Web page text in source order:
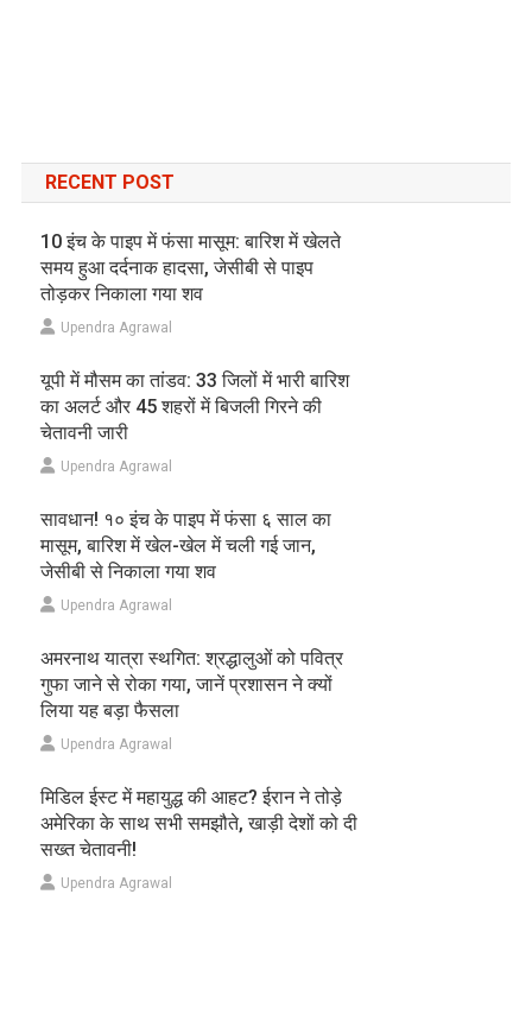
RECENT POST
10 इंच के पाइप में फंसा मासूम: बारिश में खेलते
समय हुआ दर्दनाक हादसा, जेसीबी से पाइप
तोड़कर निकाला गया शव
Upendra Agrawal
यूपी में मौसम का तांडव: 33 जिलों में भारी बारिश
का अलर्ट और 45 शहरों में बिजली गिरने की
चेतावनी जारी
Upendra Agrawal
सावधान! १० इंच के पाइप में फंसा ६ साल का
मासूम, बारिश में खेल-खेल में चली गई जान,
जेसीबी से निकाला गया शव
Upendra Agrawal
अमरनाथ यात्रा स्थगित: श्रद्धालुओं को पवित्र
गुफा जाने से रोका गया, जानें प्रशासन ने क्यों
लिया यह बड़ा फैसला
Upendra Agrawal
मिडिल ईस्ट में महायुद्ध की आहट? ईरान ने तोड़े
अमेरिका के साथ सभी समझौते, खाड़ी देशों को दी
सख्त चेतावनी!
Upendra Agrawal